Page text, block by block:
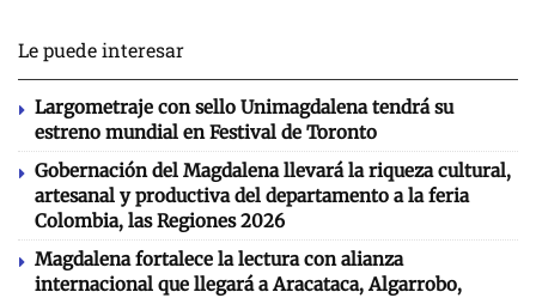
Le puede interesar
Largometraje con sello Unimagdalena tendrá su
estreno mundial en Festival de Toronto
Gobernación del Magdalena llevará la riqueza cultural,
artesanal y productiva del departamento a la feria
Colombia, las Regiones 2026
Magdalena fortalece la lectura con alianza
internacional que llegará a Aracataca, Algarrobo,